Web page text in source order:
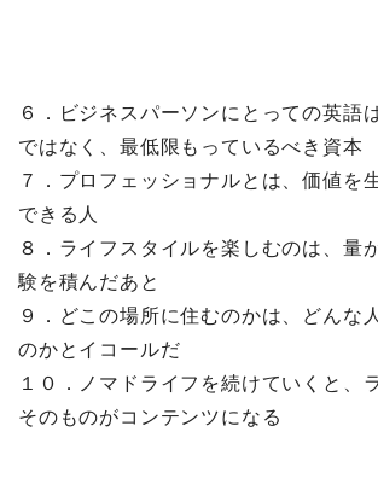
６．ビジネスパーソンにとっての英語
ではなく、最低限もっているべき資本
７．プロフェッショナルとは、価値を
できる人
８．ライフスタイルを楽しむのは、量
験を積んだあと
９．どこの場所に住むのかは、どんな
のかとイコールだ
１０．ノマドライフを続けていくと、
そのものがコンテンツになる